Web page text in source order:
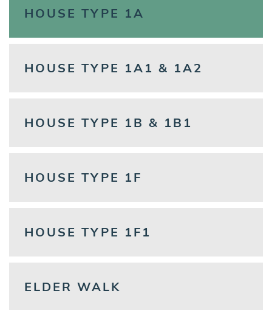
HOUSE TYPE 1A
HOUSE TYPE 1A1 & 1A2
HOUSE TYPE 1B & 1B1
HOUSE TYPE 1F
HOUSE TYPE 1F1
ELDER WALK